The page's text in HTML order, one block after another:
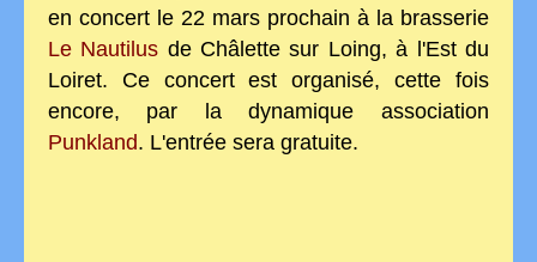
en concert le 22 mars prochain à la brasserie
Le Nautilus de Châlette sur Loing, à l'Est du
Loiret. Ce concert est organisé, cette fois
encore, par la dynamique association
Punkland. L'entrée sera gratuite.